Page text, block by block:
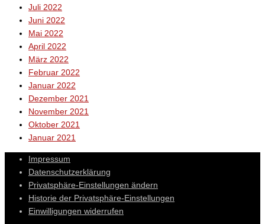
Juli 2022
Juni 2022
Mai 2022
April 2022
März 2022
Februar 2022
Januar 2022
Dezember 2021
November 2021
Oktober 2021
Januar 2021
Impressum
Datenschutzerklärung
Privatsphäre-Einstellungen ändern
Historie der Privatsphäre-Einstellungen
Einwilligungen widerrufen